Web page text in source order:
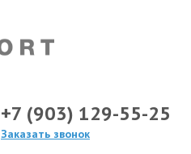
+7 (903) 129-55-25
Заказать звонок